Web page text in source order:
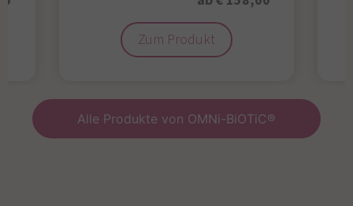
Zum Produkt
Alle Produkte von OMNi-BiOTiC®